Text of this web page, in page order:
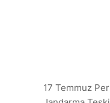
17 Temmuz